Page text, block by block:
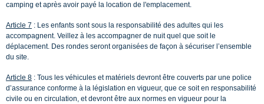
camping et après avoir payé la location de l'emplacement.
Article 7 : Les enfants sont sous la responsabilité des adultes qui les
accompagnent. Veillez à les accompagner de nuit quel que soit le
déplacement. Des rondes seront organisées de façon à sécuriser l’ensemble
du site.
Article 8 : Tous les véhicules et matériels devront être couverts par une police
d’assurance conforme à la législation en vigueur, que ce soit en responsabilité
civile ou en circulation, et devront être aux normes en vigueur pour la